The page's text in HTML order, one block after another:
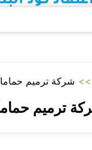
>> شركة ترميم
ترميم